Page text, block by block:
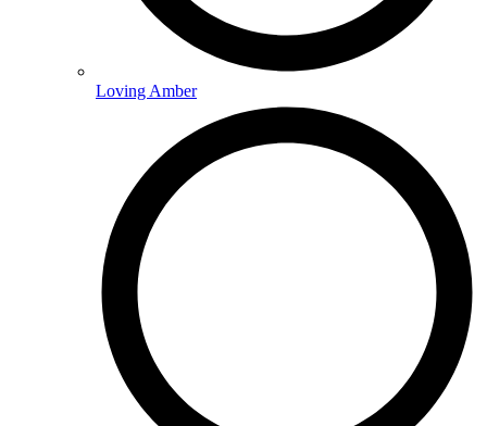
Loving Amber